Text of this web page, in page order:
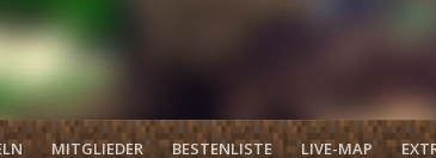
MITGLIEDER BESTENLISTE LIVE-MAP